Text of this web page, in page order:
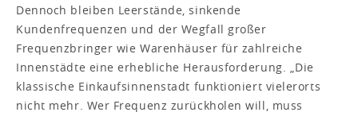
Dennoch bleiben Leerstände, sinkende
Kundenfrequenzen und der Wegfall großer
Frequenzbringer wie Warenhäuser für zahlreiche
Innenstädte eine erhebliche Herausforderung. „Die
klassische Einkaufsinnenstadt funktioniert vielerorts
nicht mehr. Wer Frequenz zurückholen will, muss